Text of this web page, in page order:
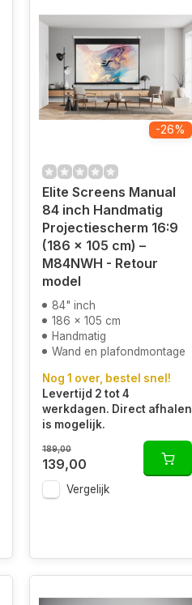
-26%
Elite Screens Manual
84 inch Handmatig
Projectiescherm 16:9
(186 x 105 cm) –
M84NWH - Retour
model
84" inch
186 x 105 cm
Handmatig
Wand en plafondmontage
Nog 1 over, bestel snel!
Levertijd 2 tot 4
werkdagen. Direct afhalen
is mogelijk.
189,00
139,00
Vergelijk